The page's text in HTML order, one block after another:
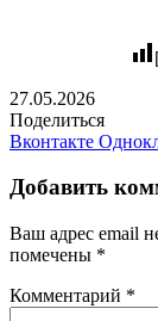
27.05.2026
Поделиться
Вконтакте
Добавить
Ваш адрес email
помечены *
Комментарий *